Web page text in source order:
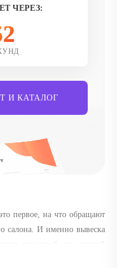
ЧЕРЕЗ:
И КАТАЛОГ
первое, на что обращают
салона. И именно вывеска
причиной, по которой
к вам, а не в соседнее